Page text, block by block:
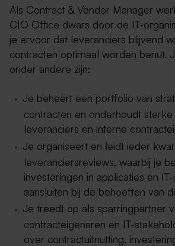
Als Contract & Vendor Manager
CIO Office dwars door de IT-
je ervoor dat leveranciers blijvend
contracten optimaal worden benut.
onder andere zijn:
Je beheert een portfolio van
contracten en onderhoudt
leveranciers en interne
Je organiseert en leidt ieder
leveranciersreviews, waarbij je
investeringen in applicaties en
aansluiten bij de behoeften van
Je treedt op als sparringpartner
contracteigenaren en IT-
over contractuitnutting,